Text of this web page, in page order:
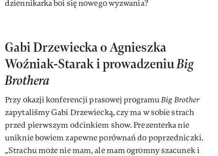
dziennikarka boi się nowego wyzwania?
Gabi Drzewiecka o Agnieszka
Woźniak-Starak i prowadzeniuBig
Brothera
Przy okazji konferencji prasowej programuBig Brother
zapytaliśmy Gabi Drzewiecką, czy ma w sobie strach
przed pierwszym odcinkiem show. Prezenterka nie
uniknie bowiem zapewne porównań do poprzedniczki.
„Strachu może nie mam, ale mam ogromny szacunek i